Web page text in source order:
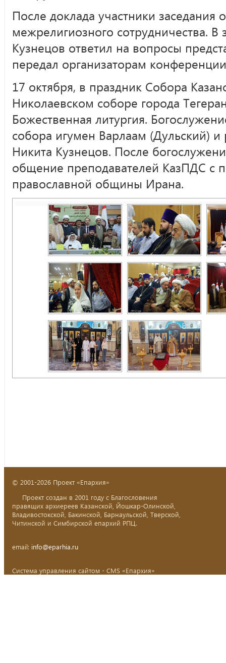
После доклада участники заседания
межрелигиозного сотрудничества.
Кузнецов ответил на вопросы
передал организаторам
17 октября, в праздник Собора
Николаевском соборе города
Божественная литургия.
собора игумен Варлаам (Дульский)
Никита Кузнецов. После
общение преподавателей КазПДС с
православной общины Ирана.
© 2001-2026 Проект «Епархия»
Проект создан в 2001 году с Благословения
правящих архиереев Казанской, Йошкар-Олинской,
Владивостокской, Бакинской, Барнаульской, Тверской,
Читинской и Симбирской епархий РПЦ.
email: info@eparhia.ru
Система управления сайтом - CMS «Епархия»